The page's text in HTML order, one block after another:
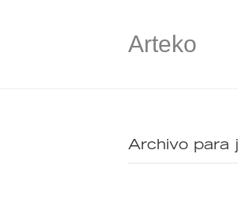
Arteko
Archivo para